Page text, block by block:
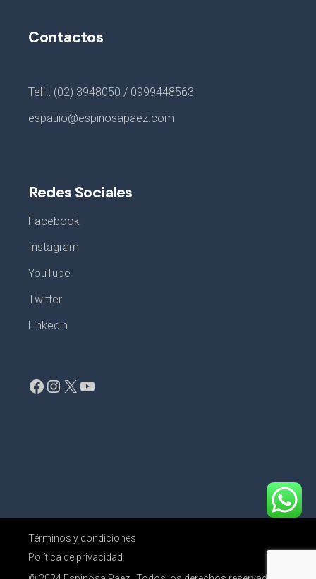
Contactos
Telf.: (02) 3948050 / 0999448563
espauio@espinosapaez.com
Redes Sociales
Facebook
Instagram
YouTube
Twitter
Linkedin
Facebook
Instagram
X YouTube
Términos y condiciones
Política de privacidad